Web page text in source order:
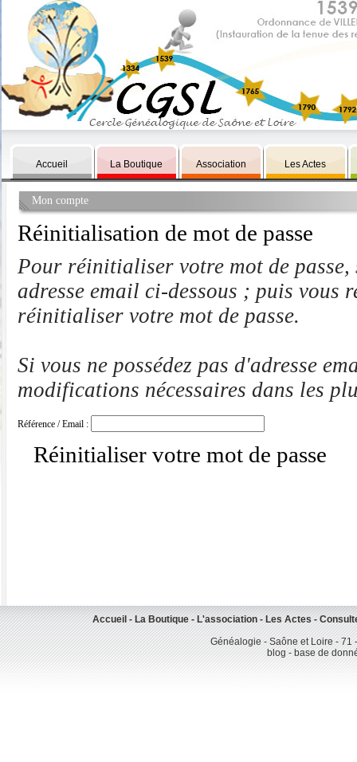
Accueil La Boutique Association Les Actes
Mon compte
Réinitialisation de mot de passe
Pour réinitialiser votre mot de passe,
adresse email ci-dessous ; puis vous
réinitialiser votre mot de passe.
Si vous ne possédez pas d'adresse
modifications nécessaires dans les
Référence / Email :
Réinitialiser votre mot de passe
Accueil - La Boutique - L'association - Les Actes -
Généalogie - Saône et Loire -
blog - base de